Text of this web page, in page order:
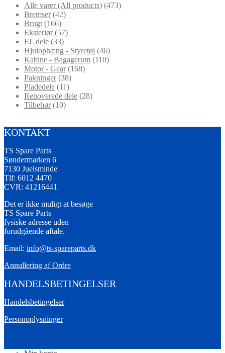
Alle varer (All products) (473)
Bremser (42)
Brugt (166)
Eksteriør (57)
EL dele (33)
Hjulophæng - Styretøj (46)
Kabine - Bagagerum (110)
Motor - Gear (168)
Pakninger (38)
Pladedele (11)
Renoverede dele (28)
Tilbehør (10)
KONTAKT
TS Spare Parts
Søndermarken 6
7130 Juelsminde
Tlf: 6012 4470
CVR: 41216441
Det er ikke muligt at besøge
TS Spare Parts
fysiske adresse uden
forudgående aftale.
Email: info@ts-spareparts.dk
Annullering af Ordre
HANDELSBETINGELSER
Handelsbetingelser
Personoplysninger